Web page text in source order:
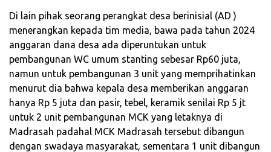
Di lain pihak seorang perangkat desa berinisial (AD )
menerangkan kepada tim media, bawa pada tahun 2024
anggaran dana desa ada diperuntukan untuk
pembangunan WC umum stanting sebesar Rp60 juta,
namun untuk pembangunan 3 unit yang memprihatinkan
menurut dia bahwa kepala desa memberikan anggaran
hanya Rp 5 juta dan pasir, tebel, keramik senilai Rp 5 jt
untuk 2 unit pembangunan MCK yang letaknya di
Madrasah padahal MCK Madrasah tersebut dibangun
dengan swadaya masyarakat, sementara 1 unit dibangun